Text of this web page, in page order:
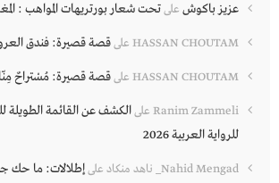
عزيز باكوش علىتحت شعار بورتريهات المواهب :
HASSAN CHOUTAM علىقصة قصيرة: فندق
HASSAN CHOUTAM علىقصة قصيرة: مُسْتراحٌ مِنّا
Ranim Zammeli علىالكشف عن القائمة الطويلة
للرواية العربية 2026
Nahid Mengad_ ناهد منكاد علىإطلالات: ما حك